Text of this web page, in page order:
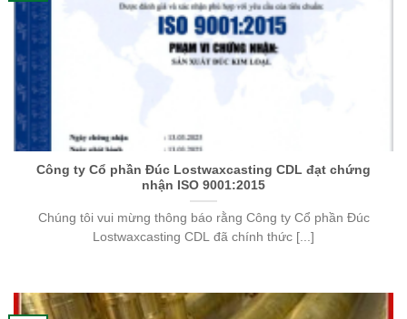
Công ty Cổ phần Đúc Lostwaxcasting CDL đạt chứng
nhận ISO 9001:2015
Chúng tôi vui mừng thông báo rằng Công ty Cổ phần Đúc
Lostwaxcasting CDL đã chính thức [...]